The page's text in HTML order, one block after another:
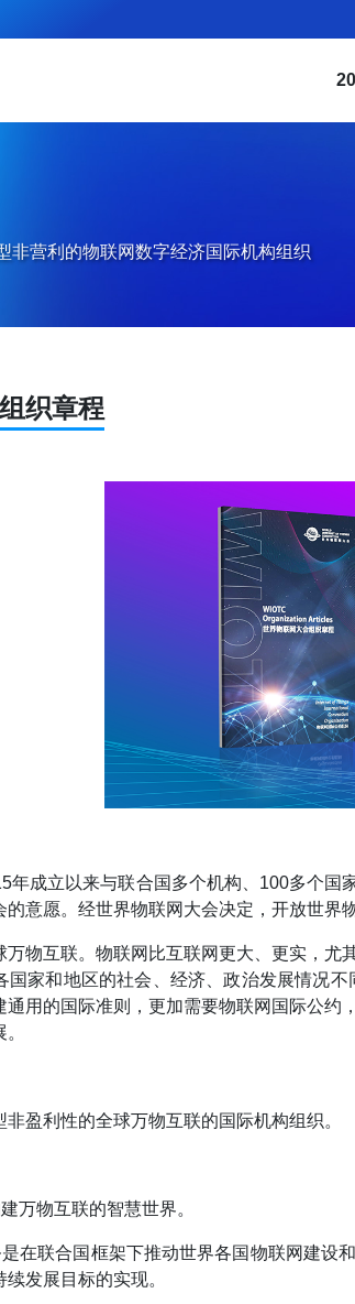
非营利的物联网数字经济国际机构组织
织章程
年成立以来与联合国多个机构、100多个
意愿。经世界物联网大会决定，开放世界
万物互联。物联网比互联网更大、更实，
国家和地区的社会、经济、政治发展情况
用的国际准则，更加需要物联网国际公约
盈利性的全球万物互联的国际机构组织。
万物互联的智慧世界。
在联合国框架下推动世界各国物联网建设
发展目标的实现。